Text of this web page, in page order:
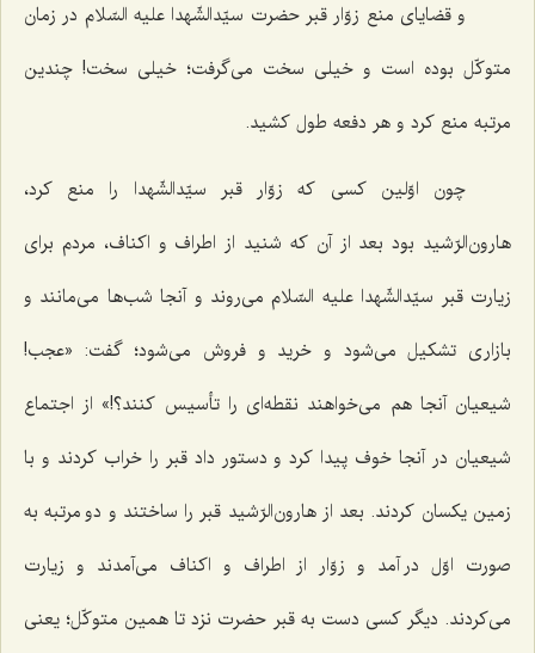
و قضایای منع زوّار قبر حضرت سیّدالشّهدا علیه السّلام در زمان
متوکّل بوده است و خیلی سخت می‌گرفت؛ خیلی سخت! چندین
مرتبه منع کرد و هر دفعه طول کشید.
چون اوّلین کسی که زوّار قبر سیّدالشّهدا را منع کرد،
هارون‌الرّشید بود بعد از آن که شنید از اطراف و اکناف، مردم برای
زیارت قبر سیّدالشّهدا علیه السّلام می‌روند و آنجا شب‌ها می‌مانند و
بازاری تشکیل می‌شود و خرید و فروش می‌شود؛ گفت: «عجب!
شیعیان آنجا هم می‌خواهند نقطه‌ای را تأسیس کنند؟!» از اجتماع
شیعیان در آنجا خوف پیدا کرد و دستور داد قبر را خراب کردند و با
زمین یکسان کردند. بعد از هارون‌الرّشید قبر را ساختند و دو مرتبه به
صورت اوّل در آمد و زوّار از اطراف و اکناف می‌آمدند و زیارت
می‌کردند. دیگر کسی دست به قبر حضرت نزد تا همین متوکّل؛ یعنی